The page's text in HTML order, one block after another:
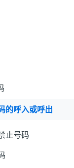
的呼入或呼出
止号码